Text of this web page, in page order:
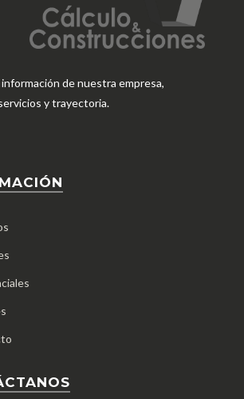
de nuestra empresa,
y trayectoria.